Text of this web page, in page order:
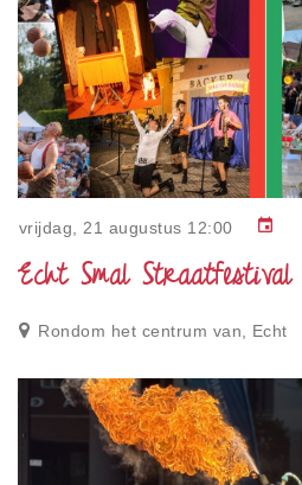
Lokale cadeaubon
Over
Privacy
Toegankelijkheid
Disclaimer
Inloggen
vrijdag, 21 augustus 12:00 event
Echt Smal Straatfestival
Rondom het centrum van, Echt